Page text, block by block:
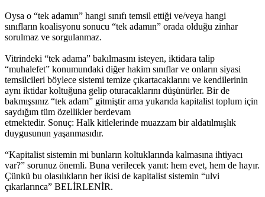
Oysa o “tek adamın” hangi sınıfı temsil ettiği ve/veya hangi
sınıfların koalisyonu sonucu “tek adamın” orada olduğu zinhar
sorulmaz ve sorgulanmaz.
Vitrindeki “tek adama” bakılmasını isteyen, iktidara talip
“muhalefet” konumundaki diğer hakim sınıflar ve onların siyasi
temsilcileri böylece sistemi temize çıkartacaklarını ve kendilerinin
aynı iktidar koltuğuna gelip oturacaklarını düşünürler. Bir de
bakmışsınız “tek adam” gitmiştir ama yukarıda kapitalist toplum için
saydığım tüm özellikler berdevam
etmektedir. Sonuç: Halk kitlelerinde muazzam bir aldatılmışlık
duygusunun yaşanmasıdır.
“Kapitalist sistemin mi bunların koltuklarında kalmasına ihtiyacı
var?” sorunuz önemli. Buna verilecek yanıt: hem evet, hem de hayır.
Çünkü bu olasılıkların her ikisi de kapitalist sistemin “ulvi
çıkarlarınca” BELİRLENİR.